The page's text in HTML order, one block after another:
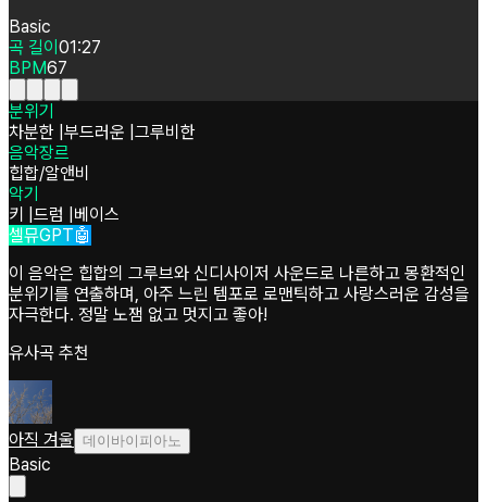
Basic
곡 길이 01:27
BPM67
분위기
차분한 부드러운 그루비한
음악장르
힙합/알앤비
악기
키 드럼
베이스
셀뮤GPT🤖
이 음악은 힙합의 그루브와 신디사이저 사운드로 나른하고 몽환적인
분위기를 연출하며, 아주 느린 템포로 로맨틱하고 사랑스러운 감성을
자극한다. 정말 노잼 없고 멋지고 좋아!
유사곡 추천
아직 겨울 데이바이피아노
Basic